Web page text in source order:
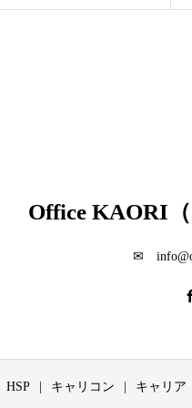
Office KAORI
✉
HSP キャリコン キャリア